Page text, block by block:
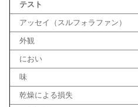
テスト
アッセイ（スルフォラファン）
外観
におい
味
乾燥による損失